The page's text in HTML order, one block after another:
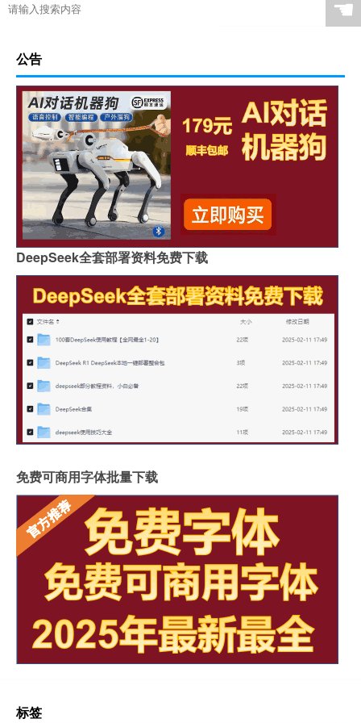
☚
公告
DeepSeek全套部署资料免费下载
免费可商用字体批量下载
标签